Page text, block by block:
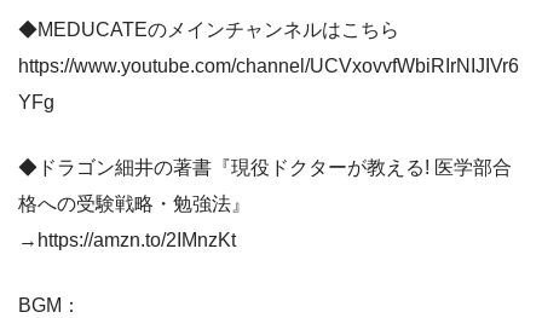
◆MEDUCATEのメインチャンネルはこちら
https://www.youtube.com/channel/UCVxovvfWbiRIrNIJIVr6
YFg
◆ドラゴン細井の著書『現役ドクターが教える! 医学部合
格への受験戦略・勉強法』
→https://amzn.to/2IMnzKt
BGM：